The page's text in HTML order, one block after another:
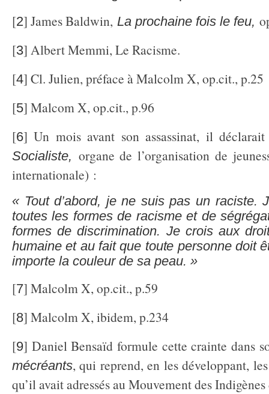
[2] James Baldwin, La prochaine fois le feu,
[3] Albert Memmi, Le Racisme.
[4] Cl. Julien, préface à Malcolm X, op.cit., p.25
[5] Malcom X, op.cit., p.96
[6] Un mois avant son assassinat, il
Socialiste, organe de l’organisation de
internationale) :
« Tout d’abord, je ne suis pas un raciste.
toutes les formes de racisme et de
formes de discrimination. Je crois aux
humaine et au fait que toute personne doit
importe la couleur de sa peau. »
[7] Malcolm X, op.cit., p.59
[8] Malcolm X, ibidem, p.234
[9] Daniel Bensaïd formule cette crainte dans
mécréants, qui reprend, en les développant,
qu’il avait adressés au Mouvement des